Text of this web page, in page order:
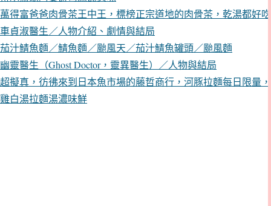
萬得富爸爸肉骨茶王中王，標榜正宗道地的肉骨茶，乾湯都好吃
車貞淑醫生／人物介紹、劇情與結局
茄汁鯖魚麵／鯖魚麵／颱風天／茄汁鯖魚罐頭／颱風麵
幽靈醫生（Ghost Doctor，靈異醫生）／人物與結局
超擬真，彷彿來到日本魚市場的藤哲商行，河豚拉麵每日限量，
雞白湯拉麵湯濃味鮮